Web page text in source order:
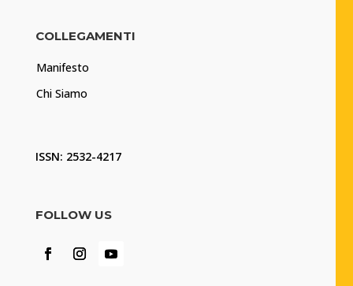
COLLEGAMENTI
Manifesto
Chi Siamo
ISSN: 2532-4217
FOLLOW US